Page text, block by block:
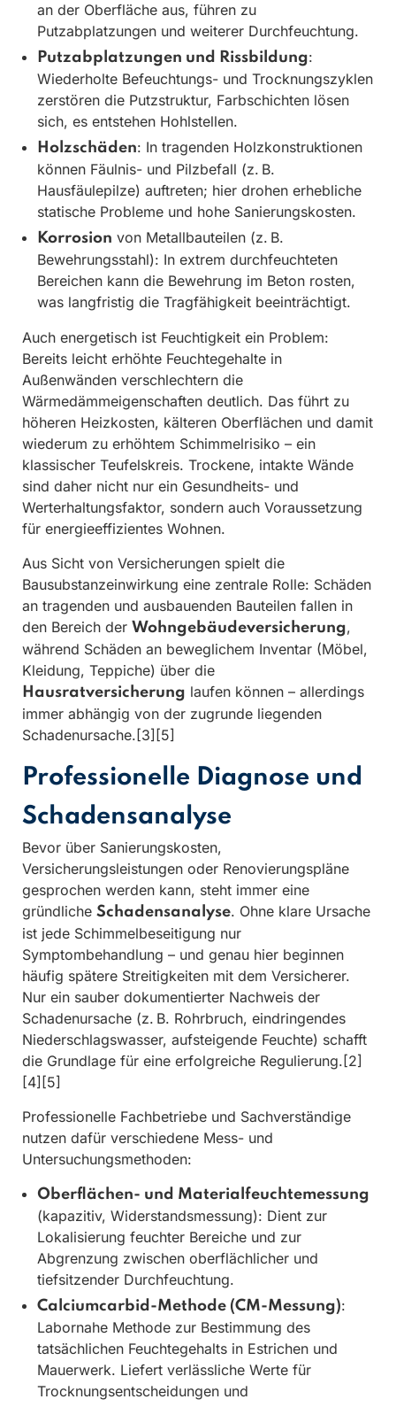
an der Oberfläche aus, führen zu
Putzabplatzungen und weiterer Durchfeuchtung.
Putzabplatzungen und Rissbildung:
Wiederholte Befeuchtungs- und Trocknungszyklen
zerstören die Putzstruktur, Farbschichten lösen
sich, es entstehen Hohlstellen.
Holzschäden: In tragenden Holzkonstruktionen
können Fäulnis- und Pilzbefall (z. B.
Hausfäulepilze) auftreten; hier drohen erhebliche
statische Probleme und hohe Sanierungskosten.
Korrosion von Metallbauteilen (z. B.
Bewehrungsstahl): In extrem durchfeuchteten
Bereichen kann die Bewehrung im Beton rosten,
was langfristig die Tragfähigkeit beeinträchtigt.
Auch energetisch ist Feuchtigkeit ein Problem:
Bereits leicht erhöhte Feuchtegehalte in
Außenwänden verschlechtern die
Wärmedämmeigenschaften deutlich. Das führt zu
höheren Heizkosten, kälteren Oberflächen und damit
wiederum zu erhöhtem Schimmelrisiko – ein
klassischer Teufelskreis. Trockene, intakte Wände
sind daher nicht nur ein Gesundheits- und
Werterhaltungsfaktor, sondern auch Voraussetzung
für energieeffizientes Wohnen.
Aus Sicht von Versicherungen spielt die
Bausubstanzeinwirkung eine zentrale Rolle: Schäden
an tragenden und ausbauenden Bauteilen fallen in
den Bereich der Wohngebäudeversicherung,
während Schäden an beweglichem Inventar (Möbel,
Kleidung, Teppiche) über die
Hausratversicherung laufen können – allerdings
immer abhängig von der zugrunde liegenden
Schadenursache.[3][5]
Professionelle Diagnose und
Schadensanalyse
Bevor über Sanierungskosten,
Versicherungsleistungen oder Renovierungspläne
gesprochen werden kann, steht immer eine
gründliche Schadensanalyse. Ohne klare Ursache
ist jede Schimmelbeseitigung nur
Symptombehandlung – und genau hier beginnen
häufig spätere Streitigkeiten mit dem Versicherer.
Nur ein sauber dokumentierter Nachweis der
Schadenursache (z. B. Rohrbruch, eindringendes
Niederschlagswasser, aufsteigende Feuchte) schafft
die Grundlage für eine erfolgreiche Regulierung.[2]
[4][5]
Professionelle Fachbetriebe und Sachverständige
nutzen dafür verschiedene Mess- und
Untersuchungsmethoden:
Oberflächen- und Materialfeuchtemessung
(kapazitiv, Widerstandsmessung): Dient zur
Lokalisierung feuchter Bereiche und zur
Abgrenzung zwischen oberflächlicher und
tiefsitzender Durchfeuchtung.
Calciumcarbid-Methode (CM-Messung):
Labornahe Methode zur Bestimmung des
tatsächlichen Feuchtegehalts in Estrichen und
Mauerwerk. Liefert verlässliche Werte für
Trocknungsentscheidungen und